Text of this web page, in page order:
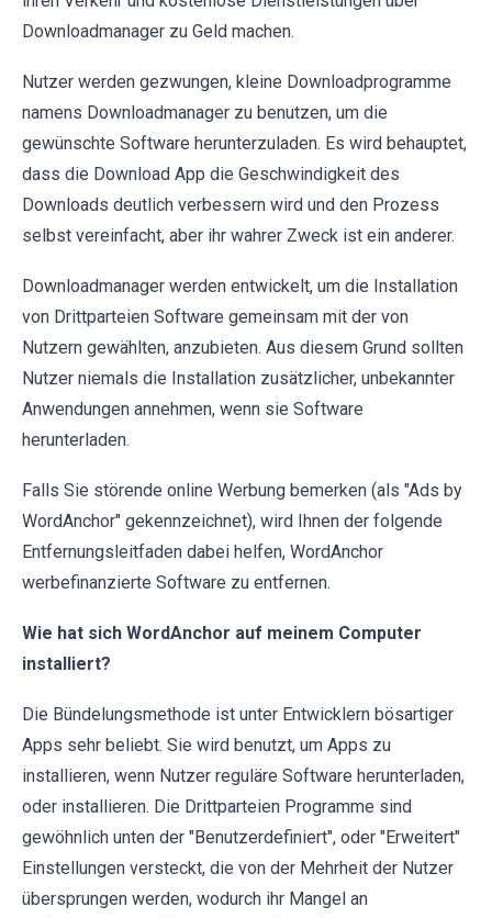
Downloadmanager zu Geld machen.
Nutzer werden gezwungen, kleine Downloadprogramme
namens Downloadmanager zu benutzen, um die
gewünschte Software herunterzuladen. Es wird behauptet,
dass die Download App die Geschwindigkeit des
Downloads deutlich verbessern wird und den Prozess
selbst vereinfacht, aber ihr wahrer Zweck ist ein anderer.
Downloadmanager werden entwickelt, um die Installation
von Drittparteien Software gemeinsam mit der von
Nutzern gewählten, anzubieten. Aus diesem Grund sollten
Nutzer niemals die Installation zusätzlicher, unbekannter
Anwendungen annehmen, wenn sie Software
herunterladen.
Falls Sie störende online Werbung bemerken (als "Ads by
WordAnchor" gekennzeichnet), wird Ihnen der folgende
Entfernungsleitfaden dabei helfen, WordAnchor
werbefinanzierte Software zu entfernen.
Wie hat sich WordAnchor auf meinem Computer
installiert?
Die Bündelungsmethode ist unter Entwicklern bösartiger
Apps sehr beliebt. Sie wird benutzt, um Apps zu
installieren, wenn Nutzer reguläre Software herunterladen,
oder installieren. Die Drittparteien Programme sind
gewöhnlich unten der "Benutzerdefiniert", oder "Erweitert"
Einstellungen versteckt, die von der Mehrheit der Nutzer
übersprungen werden, wodurch ihr Mangel an